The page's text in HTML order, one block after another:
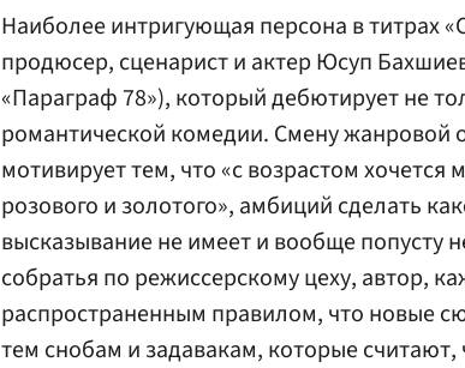
Наиболее интригующая персона в титрах
продюсер, сценарист и актер Юсуп
«Параграф 78»), который дебютирует не
романтической комедии. Смену жанровой
мотивирует тем, что «с возрастом
розового и золотого», амбиций сделать
высказывание не имеет и вообще попусту
собратья по режиссерскому цеху, автор,
распространенным правилом, что новые
тем снобам и задавакам, которые